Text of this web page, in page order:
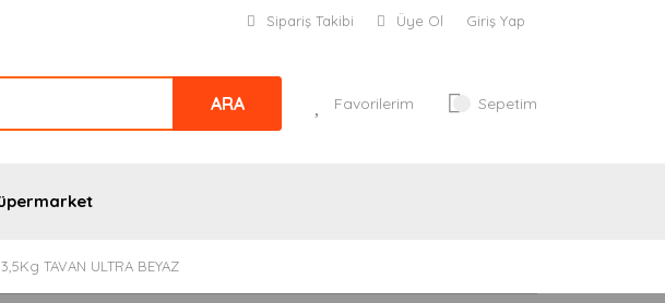
Sipariş Takibi Üye Ol Giriş Yap
ARA Favorilerim Sepetim
TAVAN ULTRA BEYAZ